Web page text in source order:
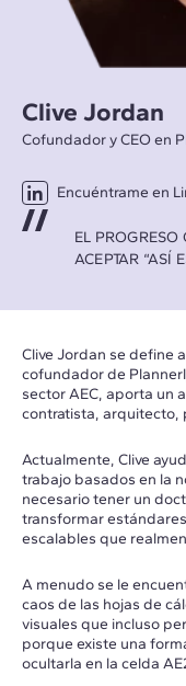
Clive Jordan
Cofundador y CEO en
Encuéntrame en
EL
ACEPTAR “ASÍ
Clive Jordan se define
cofundador de
sector AEC, aporta un
contratista, arquitecto,
Actualmente, Clive
trabajo basados en la
necesario tener un
transformar
escalables que
A menudo se le
caos de las hojas de
visuales que incluso
porque existe una
ocultarla en la celda